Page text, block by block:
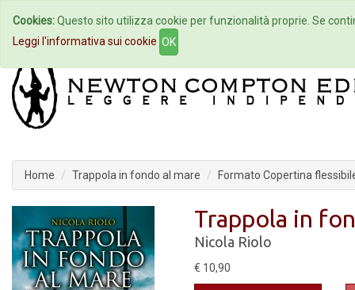
Home Autori Eventi
Home Trappola in fondo al mare Formato Copertina
Trappola in
Nicola Riolo
€ 10,90
Cookies:Questo sito utilizza cookie per funzionalità proprie. Se
Leggi l'informativa sui cookie OK